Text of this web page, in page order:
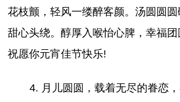
花枝颤，轻风一缕醉客颜。汤圆圆
甜心头绕。醇厚入喉怡心脾，幸福
祝愿你元宵佳节快乐!
4. 月儿圆圆，载着无尽的眷恋